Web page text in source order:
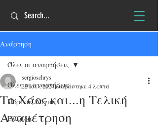
Ανάρτηση
Όλες οι αναρτήσεις
Πύρινος Λόγιος
Ελλάδα
Όλες οι αναρτήσεις
Το Χάος και...η Τελική
Αναμέτρηση
sergioschrys
22 Ιουλ 2024διαβάστηκε 4 λεπτά